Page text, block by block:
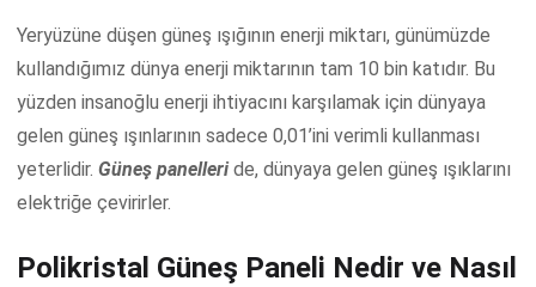
Yeryüzüne düşen güneş ışığının enerji miktarı, günümüzde
kullandığımız dünya enerji miktarının tam 10 bin katıdır. Bu
yüzden insanoğlu enerji ihtiyacını karşılamak için dünyaya
gelen güneş ışınlarının sadece 0,01’ini verimli kullanması
yeterlidir. Güneş panelleride, dünyaya gelen güneş ışıklarını
elektriğe çevirirler.
Polikristal Güneş Paneli Nedir ve Nasıl